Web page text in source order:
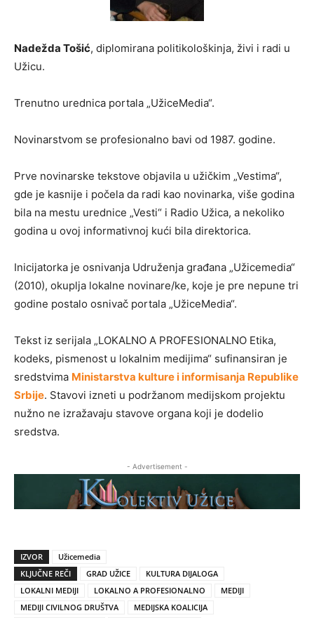
Nadežda Tošić, diplomirana politikološkinja, živi i radi u
Užicu.
Trenutno urednica portala „UžiceMedia“.
Novinarstvom se profesionalno bavi od 1987. godine.
Prve novinarske tekstove objavila u užičkim „Vestima“,
gde je kasnije i počela da radi kao novinarka, više godina
bila na mestu urednice „Vesti“ i Radio Užica, a nekoliko
godina u ovoj informativnoj kući bila direktorica.
Inicijatorka je osnivanja Udruženja građana „Užicemedia“
(2010), okuplja lokalne novinare/ke, koje je pre nepune tri
godine postalo osnivač portala „UžiceMedia“.
Tekst iz serijala „LOKALNO A PROFESIONALNO Etika,
kodeks, pismenost u lokalnim medijima“ sufinansiran je
sredstvima Ministarstva kulture i informisanja Republike
Srbije. Stavovi izneti u podržanom medijskom projektu
nužno ne izražavaju stavove organa koji je dodelio
sredstva.
- Advertisement -
IZVOR
Užicemedia
KLJUČNE REČI
GRAD UŽICE
KULTURA DIJALOGA
LOKALNI MEDIJI
LOKALNO A PROFESIONALNO
MEDIJI
MEDIJI CIVILNOG DRUŠTVA
MEDIJSKA KOALICIJA